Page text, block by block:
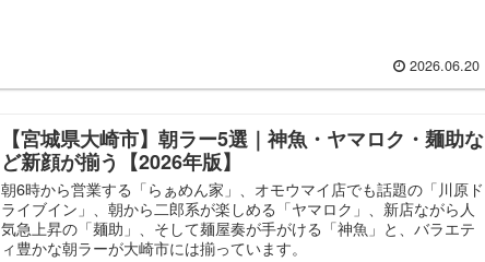
2026.06.20
【宮城県大崎市】朝ラー5選｜神魚・ヤマロク・麺助な
ど新顔が揃う【2026年版】
朝6時から営業する「らぁめん家」、オモウマイ店でも話題の「川原ド
ライブイン」、朝から二郎系が楽しめる「ヤマロク」、新店ながら人
気急上昇の「麺助」、そして麺屋奏が手がける「神魚」と、バラエテ
ィ豊かな朝ラーが大崎市には揃っています。